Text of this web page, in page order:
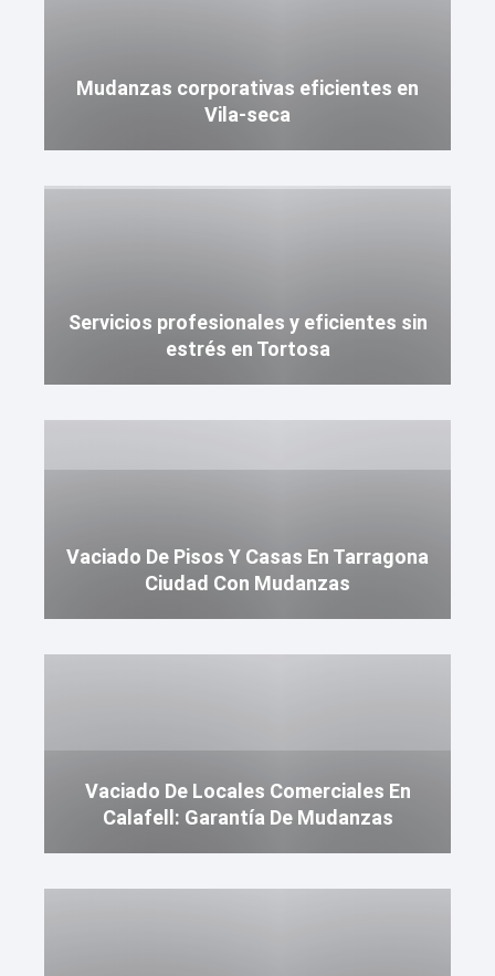
Mudanzas corporativas eficientes en
Vila-seca
Servicios profesionales y eficientes sin
estrés en Tortosa
Vaciado De Pisos Y Casas En Tarragona
Ciudad Con Mudanzas
Vaciado De Locales Comerciales En
Calafell: Garantía De Mudanzas